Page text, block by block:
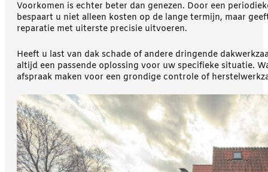
Voorkomen is echter beter dan genezen. Door een
bespaart u niet alleen kosten op de lange termijn, maar
reparatie met uiterste precisie uitvoeren.
Heeft u last van dak schade of andere dringende
altijd een passende oplossing voor uw specifieke situatie.
afspraak maken voor een grondige controle of